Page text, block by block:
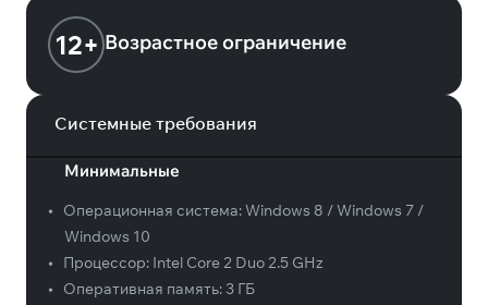
12+ Возрастное ограничение
Системные требования
Минимальные
• Операционная система:Windows 8 / Windows 7 /
Windows 10
•
Процессор: Intel Core 2 Duo 2.5 GHz
•
Оперативная память: 3 ГБ